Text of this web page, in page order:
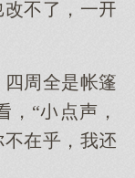
不了，一
周全是帐篷
“点声，
在乎，我